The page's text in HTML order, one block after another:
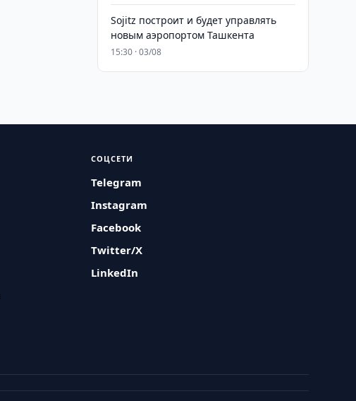
Sojitz построит и будет управлять
новым аэропортом Ташкента
15:30 · 03/08
СОЦСЕТИ
Telegram
Instagram
Facebook
Twitter/X
LinkedIn